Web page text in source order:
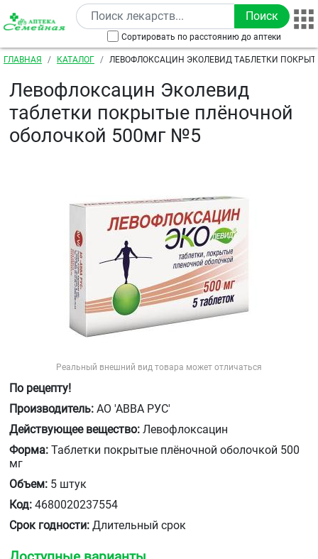
Перейти к основному содержанию
Сортировать по расстоянию до аптеки
Строка навигации
ГЛАВНАЯ КАТАЛОГ
ЛЕВОФЛОКСАЦИН ЭКОЛЕВИД ТАБЛЕТКИ
Левофлоксацин Эколевид
таблетки покрытые плёночной
оболочкой 500мг №5
Реальный внешний вид товара может отличаться
По рецепту!
Производитель: АО 'АВВА РУС'
Действующее вещество: Левофлоксацин
Форма: Таблетки покрытые плёночной оболочкой 500
мг
Объем: 5 штук
Код: 4680020237554
Срок годности: Длительный срок